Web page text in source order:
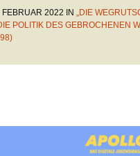
FEBRUAR 2022 IN „DIE
POLITIK DES GEBROCHENEN